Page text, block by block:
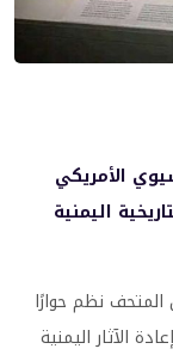
الأمريكي
اليمنية
المتحف نظم حوارًا
الآثار اليمنية